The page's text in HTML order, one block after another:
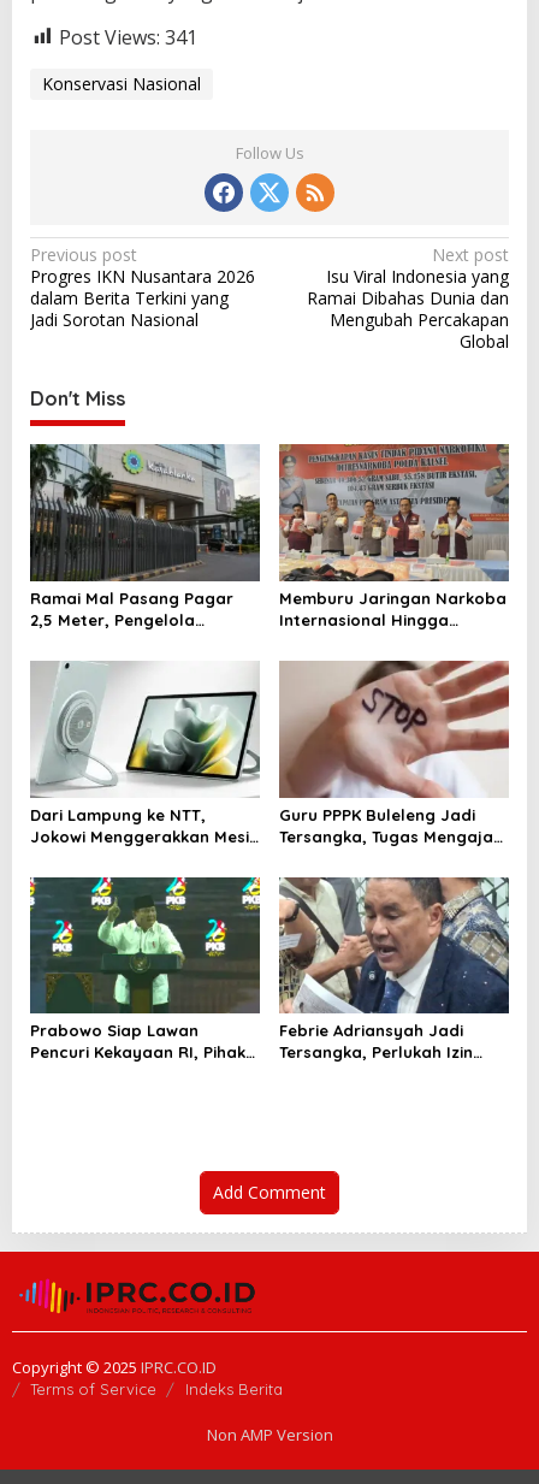
Post Views: 341
Konservasi Nasional
Follow Us
P
o
s
n
a
v
i
g
a
t
i
o
Previous post
Progres IKN Nusantara 2026
dalam Berita Terkini yang
Jadi Sorotan Nasional
Next post
Isu Viral Indonesia yang
Ramai Dibahas Dunia dan
Mengubah Percakapan
Global
Don't Miss
Ramai Mal Pasang Pagar
2,5 Meter, Pengelola
Memburu Jaringan Narkoba
Internasional Hingga
Peredarannya
Dari Lampung ke NTT,
Jokowi Menggerakkan Mesin
Guru PPPK Buleleng Jadi
Tersangka, Tugas Mengajar
Prabowo Siap Lawan
Pencuri Kekayaan RI, Pihak
Febrie Adriansyah Jadi
Tersangka, Perlukah Izin
Add Comment
Copyright © 2025 IPRC.CO.ID
Terms of Service Indeks Berita
Non AMP Version